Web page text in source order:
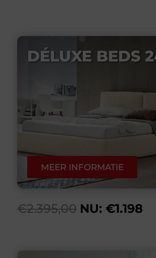
DÉLUXE BEDS
MEER INFORMATIE
€2.395,00 NU: €1.198